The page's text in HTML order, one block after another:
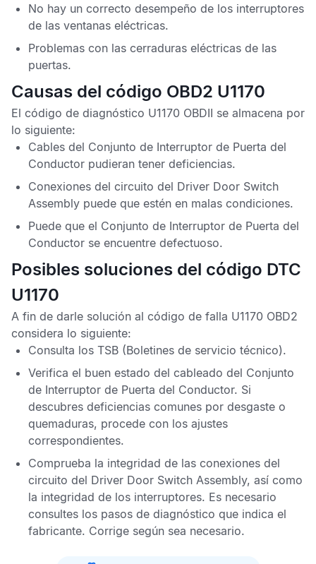
No hay un correcto desempeño de los interruptores
de las ventanas eléctricas.
Problemas con las cerraduras eléctricas de las
puertas.
Causas del código OBD2 U1170
El código de diagnóstico U1170 OBDII se almacena por
lo siguiente:
Cables del Conjunto de Interruptor de Puerta del
Conductor pudieran tener deficiencias.
Conexiones del circuito del Driver Door Switch
Assembly puede que estén en malas condiciones.
Puede que el Conjunto de Interruptor de Puerta del
Conductor se encuentre defectuoso.
Posibles soluciones del código DTC
U1170
A fin de darle solución al código de falla U1170 OBD2
considera lo siguiente:
Consulta los TSB (Boletines de servicio técnico).
Verifica el buen estado del cableado del Conjunto
de Interruptor de Puerta del Conductor. Si
descubres deficiencias comunes por desgaste o
quemaduras, procede con los ajustes
correspondientes.
Comprueba la integridad de las conexiones del
circuito del Driver Door Switch Assembly, así como
la integridad de los interruptores. Es necesario
consultes los pasos de diagnóstico que indica el
fabricante. Corrige según sea necesario.